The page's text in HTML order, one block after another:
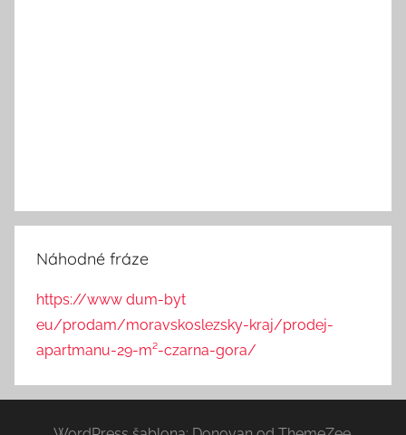
Náhodné fráze
https://www dum-byt
eu/prodam/moravskoslezsky-kraj/prodej-
apartmanu-29-m²-czarna-gora/